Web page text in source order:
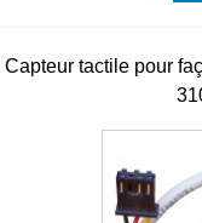
Capteur tactile pour